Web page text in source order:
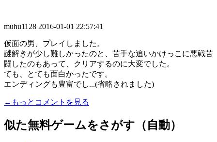
muhu1128 2016-01-01 22:57:41
仮面の男、プレイしました。
謎解きが少し難しかったのと、苦手な追いかけっこに悪戦苦
闘したのもあって、クリアするのに大変でした。
ても、とても面白かったです。
エンディングも豊富でし...(省略されました)
→もっとコメントを見る
似た無料ゲームをさがす（自動）